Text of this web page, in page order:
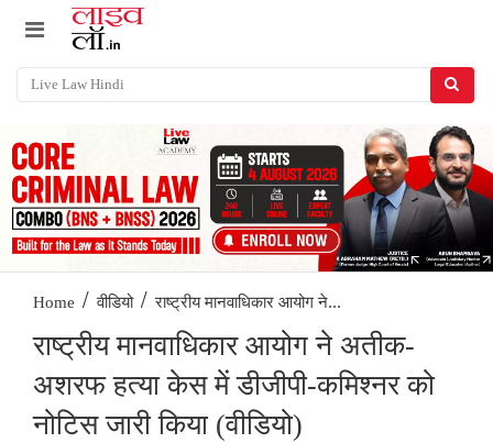
Home / वीडियो / राष्ट्रीय मानवाधिकार आयोग ने...
राष्ट्रीय मानवाधिकार आयोग ने अतीक-
अशरफ हत्या केस में डीजीपी-कमिश्नर को
नोटिस जारी किया (वीडियो)